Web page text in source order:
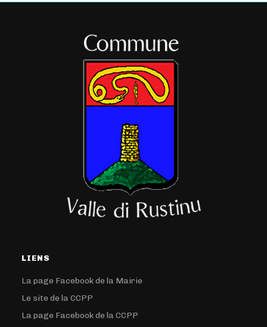
LIENS
La page Facebook de la Mairie
Le site de la CCPP
La page Facebook de la CCPP